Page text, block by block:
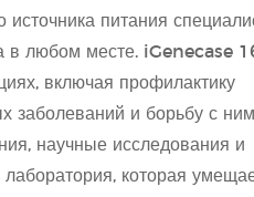
питания
в любом месте. iGenecase
включая профилактику
заболеваний и борьбу с
научные исследования и
которая